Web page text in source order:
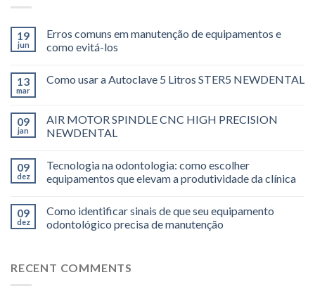
19
jun
Erros comuns em manutenção de equipamentos e
como evitá-los
13
mar
Como usar a Autoclave 5 Litros STER5 NEWDENTAL
09
jan
AIR MOTOR SPINDLE CNC HIGH PRECISION
NEWDENTAL
09
dez
Tecnologia na odontologia: como escolher
equipamentos que elevam a produtividade da clínica
09
dez
Como identificar sinais de que seu equipamento
odontológico precisa de manutenção
RECENT COMMENTS